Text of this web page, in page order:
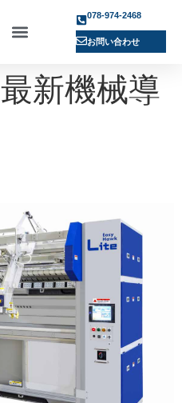
078-974-2468
お問い合わせ
最新機械導